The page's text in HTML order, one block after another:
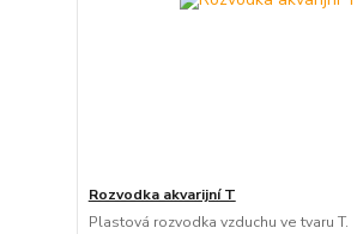
Rozvodka akvarijní T
Plastová rozvodka vzduchu ve tvaru T.